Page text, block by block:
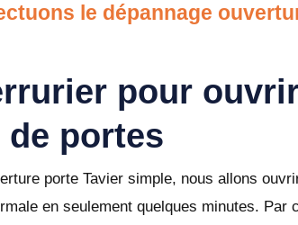
le dépannage
pour
de portes
porte Tavier simple, nous allons
en seulement quelques minutes. Par